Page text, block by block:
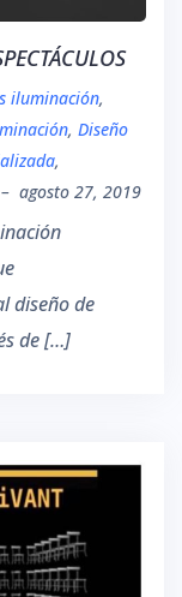
iluminación,
, Diseño
,
– agosto 27, 2019
diseño de
de […]